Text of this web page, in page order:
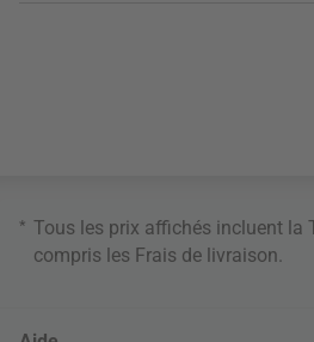
* Tous les prix affichés incluent la
compris les Frais de livraison